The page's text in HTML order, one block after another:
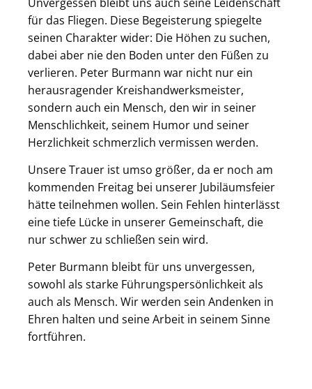
für das Fliegen. Diese Begeisterung spiegelte
seinen Charakter wider: Die Höhen zu suchen,
dabei aber nie den Boden unter den Füßen zu
verlieren. Peter Burmann war nicht nur ein
herausragender Kreishandwerksmeister,
sondern auch ein Mensch, den wir in seiner
Menschlichkeit, seinem Humor und seiner
Herzlichkeit schmerzlich vermissen werden.
Unsere Trauer ist umso größer, da er noch am
kommenden Freitag bei unserer Jubiläumsfeier
hätte teilnehmen wollen. Sein Fehlen hinterlässt
eine tiefe Lücke in unserer Gemeinschaft, die
nur schwer zu schließen sein wird.
Peter Burmann bleibt für uns unvergessen,
sowohl als starke Führungspersönlichkeit als
auch als Mensch. Wir werden sein Andenken in
Ehren halten und seine Arbeit in seinem Sinne
fortführen.